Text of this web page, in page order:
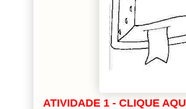
ATIVIDADE 1 - CLIQUE